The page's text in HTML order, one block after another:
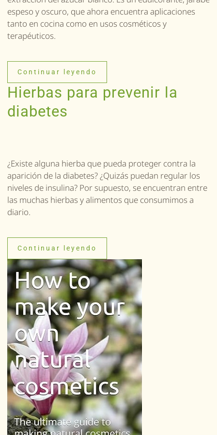
espeso y oscuro, que ahora encuentra aplicaciones
tanto en cocina como en usos cosméticos y
terapéuticos.
Continuar leyendo
Hierbas para prevenir la
diabetes
¿Existe alguna hierba que pueda proteger contra la
aparición de la diabetes? ¿Quizás puedan regular los
niveles de insulina? Por supuesto, se encuentran entre
las muchas hierbas y alimentos que consumimos a
diario.
Continuar leyendo